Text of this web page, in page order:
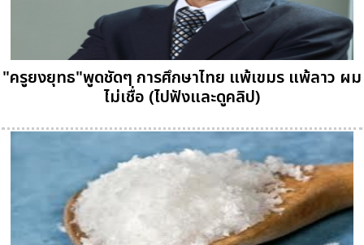
"ครูยงยุทธ"พูดชัดๆ การศึกษาไทย แพ้เขมร แพ้ลาว ผม
ไม่เชื่อ (ไปฟังและดูคลิป)